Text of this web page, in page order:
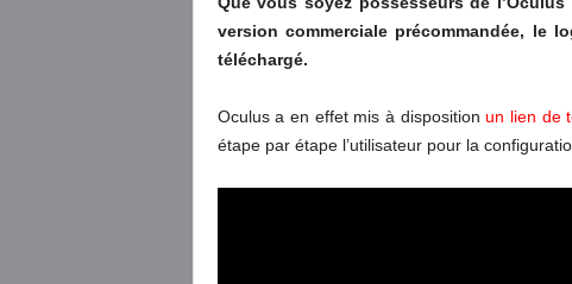
version commerciale précommandée, le
téléchargé.
Oculus a en effet mis à dispositionun lien de
étape par étape l’utilisateur pour la